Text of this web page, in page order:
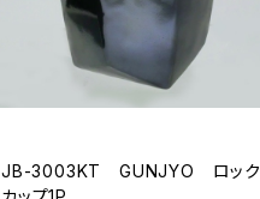
JB-3003KT GUNJYO ロック